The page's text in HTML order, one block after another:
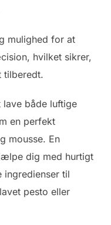
mulighed for at
hvilket sikrer,
tilberedt.
lave både luftige
en perfekt
mousse. En
dig med hurtigt
ingredienser til
pesto eller